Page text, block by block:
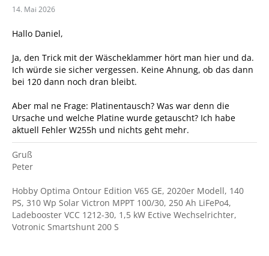
14. Mai 2026
Hallo Daniel,
Ja, den Trick mit der Wäscheklammer hört man hier und da.
Ich würde sie sicher vergessen. Keine Ahnung, ob das dann
bei 120 dann noch dran bleibt.
Aber mal ne Frage: Platinentausch? Was war denn die
Ursache und welche Platine wurde getauscht? Ich habe
aktuell Fehler W255h und nichts geht mehr.
Gruß
Peter
Hobby Optima Ontour Edition V65 GE, 2020er Modell, 140
PS, 310 Wp Solar Victron MPPT 100/30, 250 Ah LiFePo4,
Ladebooster VCC 1212-30, 1,5 kW Ective Wechselrichter,
Votronic Smartshunt 200 S